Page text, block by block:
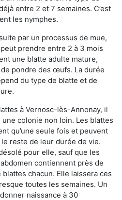
entre 2 et 7 semaines. C’est
les nymphes.
par un processus de mue,
prendre entre 2 à 3 mois
une blatte adulte mature,
de pondre des œufs. La durée
du type de blatte et de
à Vernosc-lès-Annonay, il
une colonie non loin. Les blattes
qu’une seule fois et peuvent
reste de leur durée de vie.
pour elle, sauf que les
contiennent près de
chacun. Elle laissera ces
toutes les semaines. Un
naissance à 30